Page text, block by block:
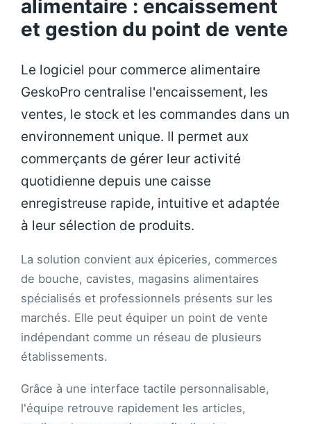
alimentaire : encaissement
et gestion du point de vente
Le logiciel pour commerce alimentaire
GeskoPro centralise l'encaissement, les
ventes, le stock et les commandes dans un
environnement unique. Il permet aux
commerçants de gérer leur activité
quotidienne depuis une caisse
enregistreuse rapide, intuitive et adaptée
à leur sélection de produits.
La solution convient aux épiceries, commerces
de bouche, cavistes, magasins alimentaires
spécialisés et professionnels présents sur les
marchés. Elle peut équiper un point de vente
indépendant comme un réseau de plusieurs
établissements.
Grâce à une interface tactile personnalisable,
l'équipe retrouve rapidement les articles,